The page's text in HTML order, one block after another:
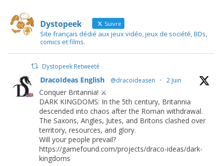
Dystopeek Suivre
Site français dédié aux jeux vidéo, jeux de société, BDs,
comics et films.
Dystopeek Retweeté
DracoIdeas English @dracoideasen · 2 Juin
Conquer Britannia! ⚔️
DARK KINGDOMS: In the 5th century, Britannia
descended into chaos after the Roman withdrawal.
The Saxons, Angles, Jutes, and Britons clashed over
territory, resources, and glory.
Will your people prevail?
https://gamefound.com/projects/draco-ideas/dark-
kingdoms